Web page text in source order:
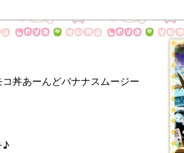
丼あーんどバナナスムージー
♪